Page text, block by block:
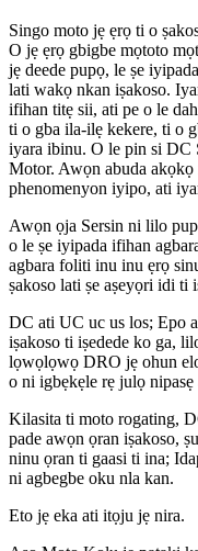
Singo moto jẹ ẹrọ ti o
O jẹ ẹrọ gbigbe mọtoto
jẹ deede pupọ, le ṣe
lati wakọ nkan iṣakoso.
ifihan titẹ sii, ati pe o le
ti o gba ila-ilẹ kekere, ti o
iyara ibinu. O le pin si DC
Motor. Awọn abuda
phenomenyon iyipo, ati
Awọn ọja Sersin ni lilo
o le ṣe iyipada ifihan
agbara foliti inu inu ẹrọ
ṣakoso lati ṣe aṣeyọri idi ti
DC ati UC uc us los; Epo
iṣakoso ti iṣedede ko ga,
lọwọlọwọ DRO jẹ ohun
o ni igbẹkẹle rẹ julọ
Kilasita ti moto rogating,
pade awọn ọran iṣakoso,
ninu ọran ti gaasi ti ina;
ni agbegbe oku nla kan.
Eto jẹ eka ati itọju jẹ nira.